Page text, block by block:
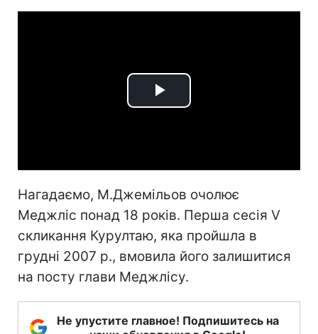
Play
Нагадаємо, М.Джемільов очолює
Меджліс понад 18 років. Перша сесія V
скликання Курултаю, яка пройшла в
грудні 2007 р., вмовила його залишитися
на посту глави Меджлісу.
Не упустите главное! Подпишитесь на